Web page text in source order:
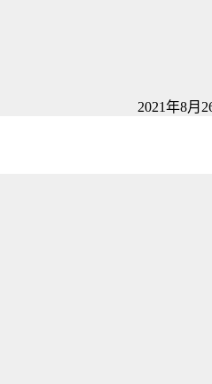
2021年8月